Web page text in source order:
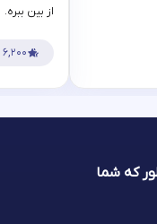
از بین ببره.
۶,۲۰۰
که شما